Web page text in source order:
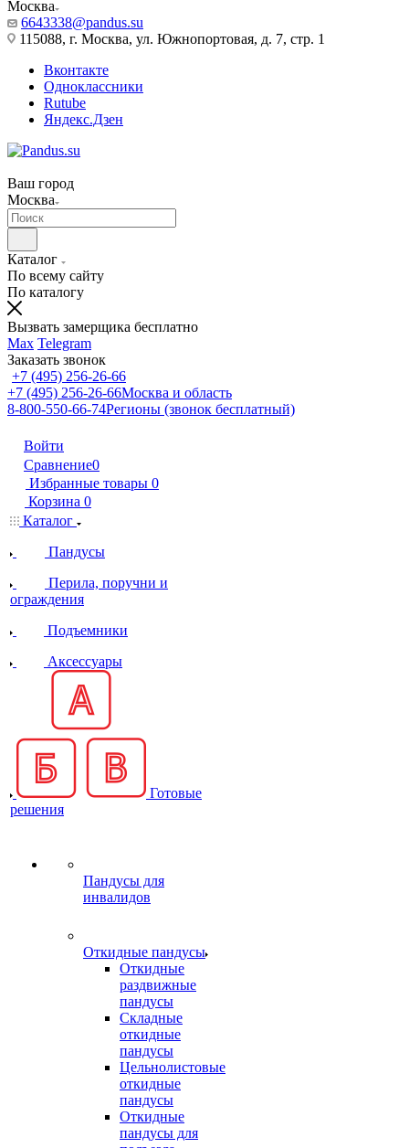
Москва
6643338@pandus.su
115088, г. Москва, ул. Южнопортовая, д. 7, стр. 1
Вконтакте
Одноклассники
Rutube
Яндекс.Дзен
Ваш город
Москва
Каталог
По всему сайту
По каталогу
Вызвать замерщика бесплатно
Max Telegram
Заказать звонок
+7 (495) 256-26-66
+7 (495) 256-26-66Москва и область
8-800-550-66-74Регионы (звонок бесплатный)
Войти
Сравнение0
Избранные товары 0
Корзина 0
Каталог
Пандусы
Перила, поручни и
ограждения
Подъемники
Аксессуары
Готовые
решения
Пандусы для
инвалидов
Откидные пандусы
Откидные
раздвижные
пандусы
Складные
откидные
пандусы
Цельнолистовые
откидные
пандусы
Откидные
пандусы для